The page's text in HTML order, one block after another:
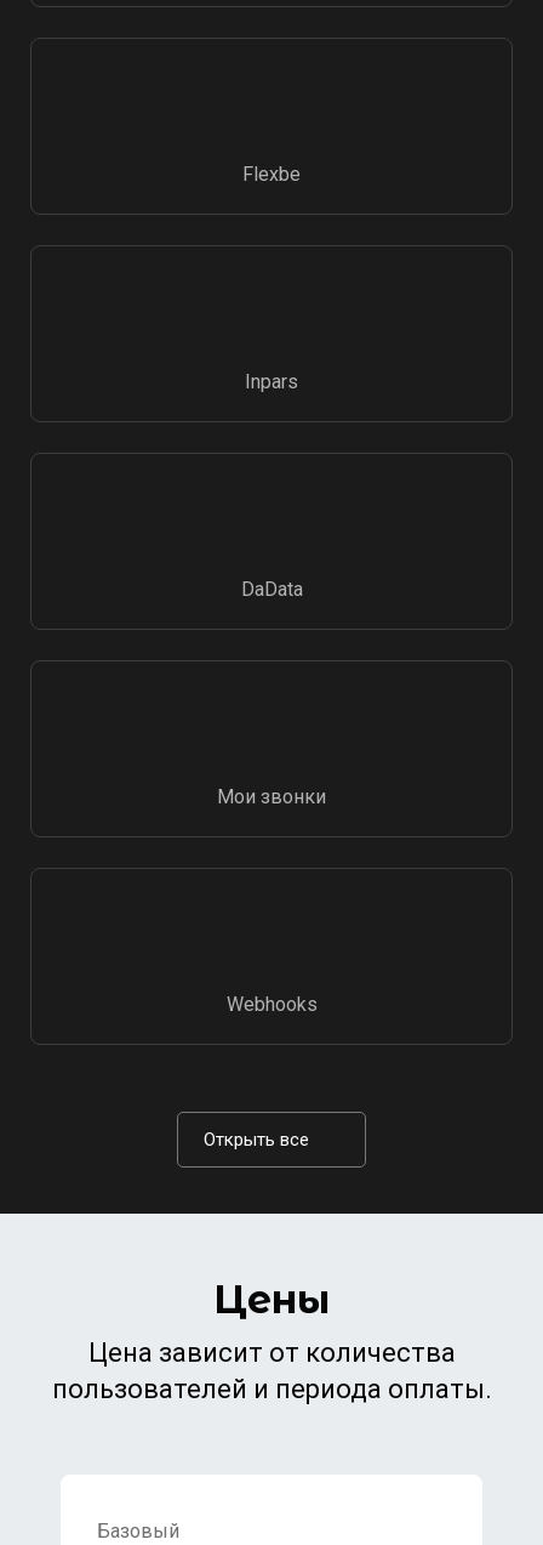
Flexbe
Inpars
DaData
Мои звонки
Webhooks
Открыть все
Цены
Цена зависит от количества
пользователей и периода оплаты.
Базовый